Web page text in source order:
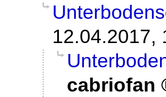
12.04.2017,
cabriofan